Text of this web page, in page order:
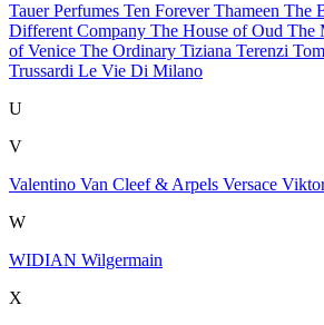
Tauer Perfumes Ten ForeverThameen The
Different Company The House of Oud The
of Venice The Ordinary Tiziana Terenzi
Trussardi Le Vie Di Milano
U
V
Valentino Van Cleef & Arpels Versace
W
WIDIAN Wilgermain
X